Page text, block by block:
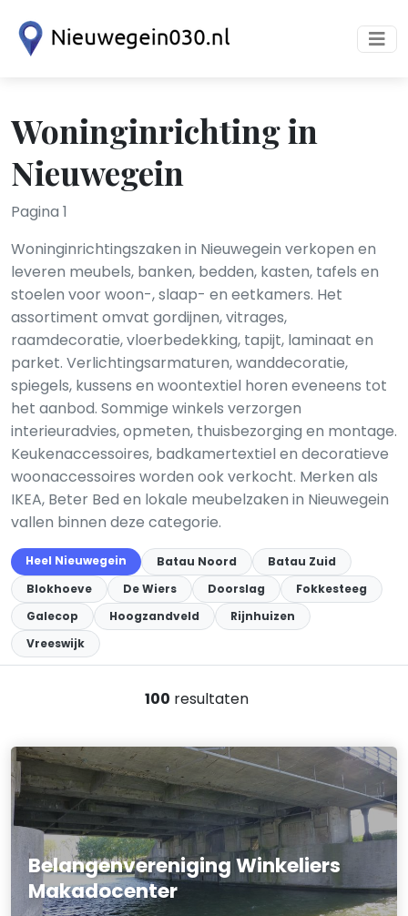
Woninginrichting in
Nieuwegein
Pagina 1
Woninginrichtingszaken in Nieuwegein verkopen en
leveren meubels, banken, bedden, kasten, tafels en
stoelen voor woon-, slaap- en eetkamers. Het
assortiment omvat gordijnen, vitrages,
raamdecoratie, vloerbedekking, tapijt, laminaat en
parket. Verlichtingsarmaturen, wanddecoratie,
spiegels, kussens en woontextiel horen eveneens tot
het aanbod. Sommige winkels verzorgen
interieuradvies, opmeten, thuisbezorging en montage.
Keukenaccessoires, badkamertextiel en decoratieve
woonaccessoires worden ook verkocht. Merken als
IKEA, Beter Bed en lokale meubelzaken in Nieuwegein
vallen binnen deze categorie.
Heel Nieuwegein Batau Noord
Batau Zuid
Blokhoeve
De Wiers Doorslag
Fokkesteeg
Galecop
Hoogzandveld
Rijnhuizen
Vreeswijk
100 resultaten
Belangenvereniging Winkeliers
Makadocenter